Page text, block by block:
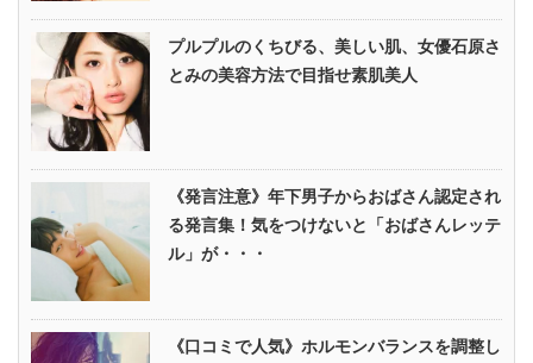
プルプルのくちびる、美しい肌、女優石原さ
とみの美容方法で目指せ素肌美人
《発言注意》年下男子からおばさん認定され
る発言集！気をつけないと「おばさんレッテ
ル」が・・・
《口コミで人気》ホルモンバランスを調整し